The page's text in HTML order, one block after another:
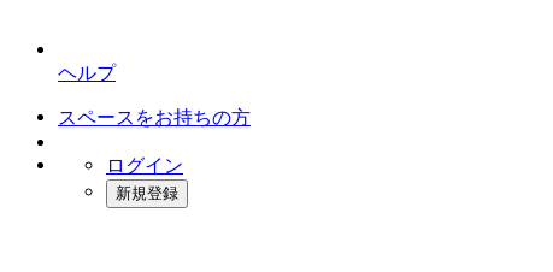
ヘルプ
スペースをお持ちの方
ログイン
新規登録